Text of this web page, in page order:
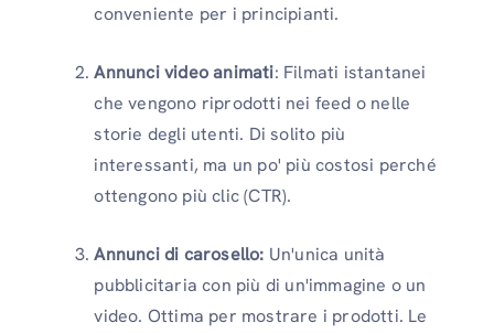
conveniente per i principianti.
Annunci video animati: Filmati istantanei
che vengono riprodotti nei feed o nelle
storie degli utenti. Di solito più
interessanti, ma un po' più costosi perché
ottengono più clic (CTR).
Annunci di carosello: Un'unica unità
pubblicitaria con più di un'immagine o un
video. Ottima per mostrare i prodotti. Le